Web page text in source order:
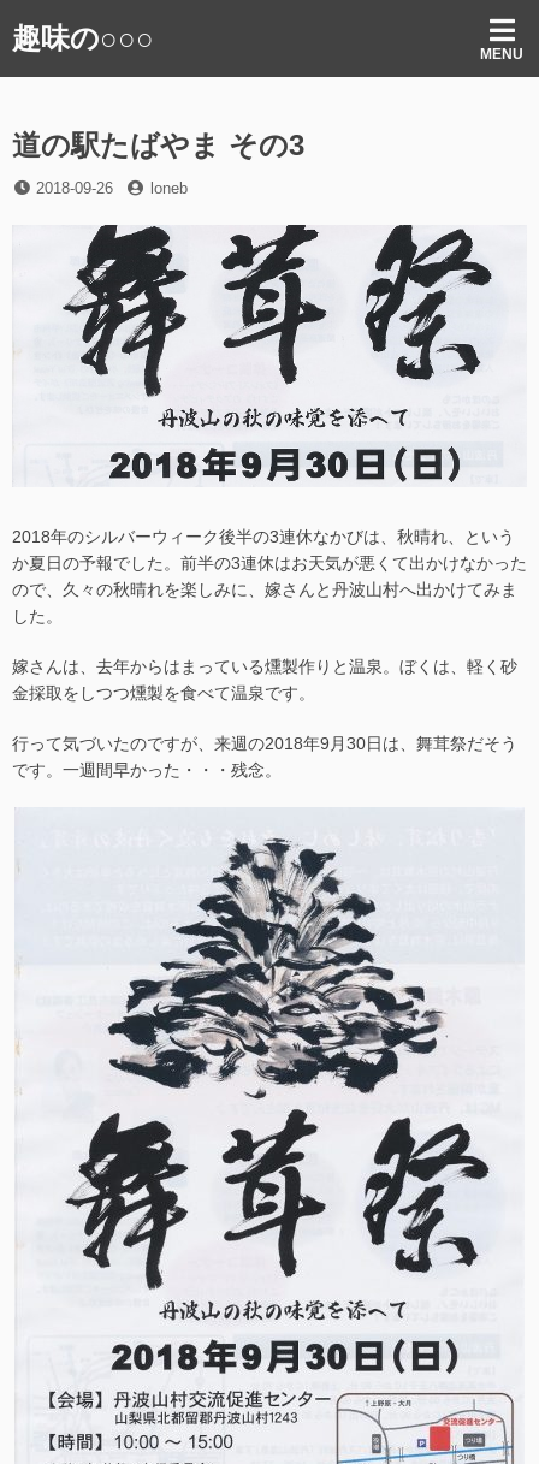
ン
へ
キ
趣味の○○○ MENU
道の駅たばやま その3
投
2018-09-26
投
者
loneb
2018年のシルバーウィーク後半の3連休なかびは、秋晴れ、という
か夏日の予報でした。前半の3連休はお天気が悪くて出かけなかった
ので、久々の秋晴れを楽しみに、嫁さんと丹波山村へ出かけてみま
した。
嫁さんは、去年からはまっている燻製作りと温泉。ぼくは、軽く砂
金採取をしつつ燻製を食べて温泉です。
行って気づいたのですが、来週の2018年9月30日は、舞茸祭だそう
です。一週間早かった・・・残念。